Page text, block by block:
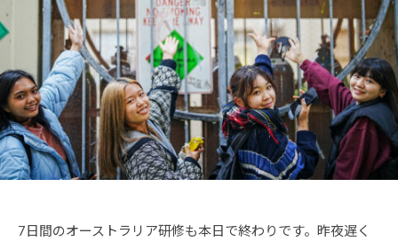
7日間のオーストラリア研修も本日で終わりです。昨夜遅く